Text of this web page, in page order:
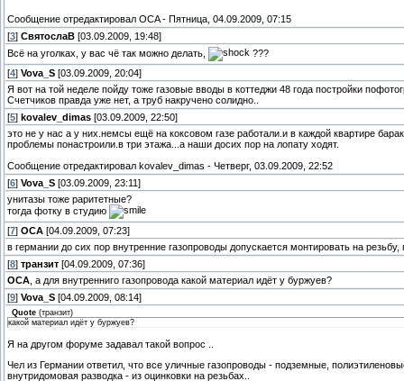
Сообщение отредактировал OCA- Пятница, 04.09.2009, 07:15
[3] СвятослаВ [03.09.2009, 19:48]
Всё на уголках, у вас чё так можно делать,
???
[4] Vova_S [03.09.2009, 20:04]
Я вот на той неделе пойду тоже газовые вводы в коттеджи 48 года постройки
Счетчиков правда уже нет, а труб накручено солидно..
[5] kovalev_dimas [03.09.2009, 22:50]
это не у нас а у них.немсы ещё на коксовом газе работали.и в каждой квартире
проблемы понастроили.в три этажа...а наши досих пор на лопату ходят.
Сообщение отредактировал kovalev_dimas - Четверг, 03.09.2009, 22:52
[6] Vova_S [03.09.2009, 23:11]
унитазы тоже раритетные?
тогда фотку в студию
[7] OCA [04.09.2009, 07:23]
в германии до сих пор внутренние газопроводы допускается монтировать на
[8] транзит [04.09.2009, 07:36]
OCA , а для внутренниго газопровода какой материал идёт у буржуев?
[9] Vova_S [04.09.2009, 08:14]
Quote (транзит)
какой материал идёт у буржуев?
Я на другом форуме задавал такой вопрос ..
Чел из Германии ответил, что все уличные газопроводы - подземные,
внутридомовая разводка - из оцинковки на резьбах..